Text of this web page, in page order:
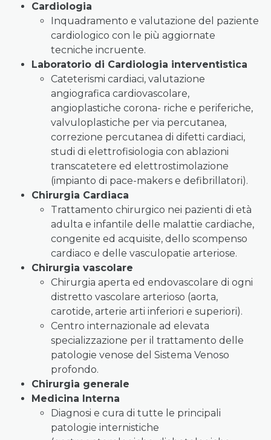
Cardiologia
Inquadramento e valutazione del paziente
cardiologico con le più aggiornate
tecniche incruente.
Laboratorio di Cardiologia interventistica
Cateterismi cardiaci, valutazione
angiografica cardiovascolare,
angioplastiche corona- riche e periferiche,
valvuloplastiche per via percutanea,
correzione percutanea di difetti cardiaci,
studi di elettrofisiologia con ablazioni
transcatetere ed elettrostimolazione
(impianto di pace-makers e defibrillatori).
Chirurgia Cardiaca
Trattamento chirurgico nei pazienti di età
adulta e infantile delle malattie cardiache,
congenite ed acquisite, dello scompenso
cardiaco e delle vasculopatie arteriose.
Chirurgia vascolare
Chirurgia aperta ed endovascolare di ogni
distretto vascolare arterioso (aorta,
carotide, arterie arti inferiori e superiori).
Centro internazionale ad elevata
specializzazione per il trattamento delle
patologie venose del Sistema Venoso
profondo.
Chirurgia generale
Medicina Interna
Diagnosi e cura di tutte le principali
patologie internistiche